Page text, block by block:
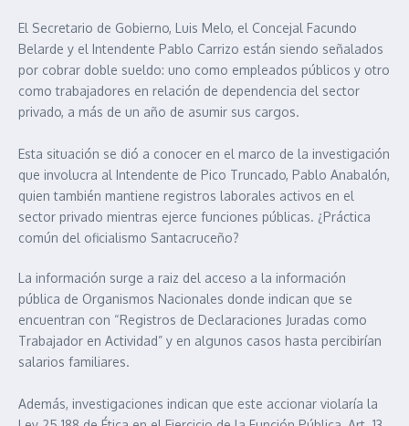
El Secretario de Gobierno, Luis Melo, el Concejal Facundo
Belarde y el Intendente Pablo Carrizo están siendo señalados
por cobrar doble sueldo: uno como empleados públicos y otro
como trabajadores en relación de dependencia del sector
privado, a más de un año de asumir sus cargos.
Esta situación se dió a conocer en el marco de la investigación
que involucra al Intendente de Pico Truncado, Pablo Anabalón,
quien también mantiene registros laborales activos en el
sector privado mientras ejerce funciones públicas. ¿Práctica
común del oficialismo Santacruceño?
La información surge a raiz del acceso a la información
pública de Organismos Nacionales donde indican que se
encuentran con “Registros de Declaraciones Juradas como
Trabajador en Actividad” y en algunos casos hasta percibirían
salarios familiares.
Además, investigaciones indican que este accionar violaría la